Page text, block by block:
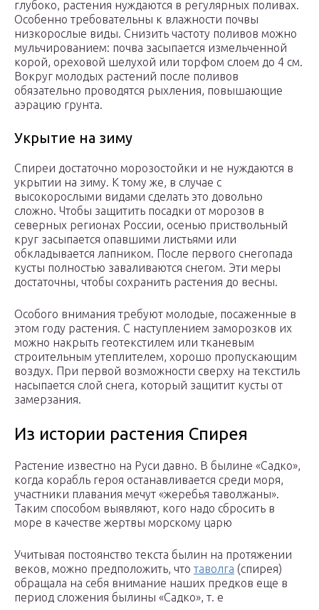
глубоко, растения нуждаются в регулярных поливах.
Особенно требовательны к влажности почвы
низкорослые виды. Снизить частоту поливов можно
мульчированием: почва засыпается измельченной
корой, ореховой шелухой или торфом слоем до 4 см.
Вокруг молодых растений после поливов
обязательно проводятся рыхления, повышающие
аэрацию грунта.
Укрытие на зиму
Спиреи достаточно морозостойки и не нуждаются в
укрытии на зиму. К тому же, в случае с
высокорослыми видами сделать это довольно
сложно. Чтобы защитить посадки от морозов в
северных регионах России, осенью приствольный
круг засыпается опавшими листьями или
обкладывается лапником. После первого снегопада
кусты полностью заваливаются снегом. Эти меры
достаточны, чтобы сохранить растения до весны.
Особого внимания требуют молодые, посаженные в
этом году растения. С наступлением заморозков их
можно накрыть геотекстилем или тканевым
строительным утеплителем, хорошо пропускающим
воздух. При первой возможности сверху на текстиль
насыпается слой снега, который защитит кусты от
замерзания.
Из истории растения Спирея
Растение известно на Руси давно. В былине «Садко»,
когда корабль героя останавливается среди моря,
участники плавания мечут «жеребья таволжаны».
Таким способом выявляют, кого надо сбросить в
море в качестве жертвы морскому царю
Учитывая постоянство текста былин на протяжении
веков, можно предположить, что таволга (спирея)
обращала на себя внимание наших предков еще в
период сложения былины «Садко», т. е